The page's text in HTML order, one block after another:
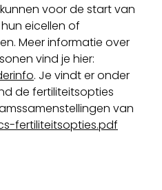
voor de start van
eicellen of
Meer informatie over
vind je hier:
. Je vindt er onder
de fertiliteitsopties
van
fertiliteitsopties.pdf